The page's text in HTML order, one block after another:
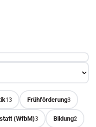
13 Frühförderung3
(WfbM)3 Bildung2